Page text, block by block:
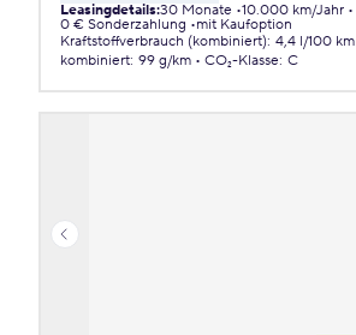
Leasingdetails:30 Monate 10.000 km/Jahr
0 € Sonderzahlung
mit Kaufoption
Kraftstoffverbrauch (kombiniert): 4,4 l/100 km
kombiniert: 99 g/km CO₂-Klasse: C